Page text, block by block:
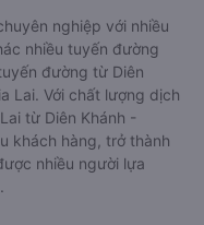
nghiệp với nhiều
nhiều tuyến đường
đường từ Diên
Lai. Với chất lượng dịch
từ Diên Khánh -
khách hàng, trở thành
nhiều người lựa